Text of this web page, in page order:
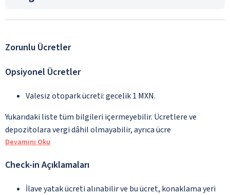
Zorunlu Ücretler
Opsiyonel Ücretler
Valesiz otopark ücreti: gecelik 1 MXN.
Yukarıdaki liste tüm bilgileri içermeyebilir. Ücretlere ve
depozitolara vergi dâhil olmayabilir, ayrıca ücre
Devamını Oku
Check-in Açıklamaları
İlave yatak ücreti alınabilir ve bu ücret, konaklama yeri